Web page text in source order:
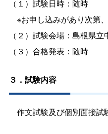
（１）試験日時：随時
※お申し込みがあり次第
（２）試験会場：島根県立
（３）合格発表：随時
３．試験内容
作文試験及び個別面接試